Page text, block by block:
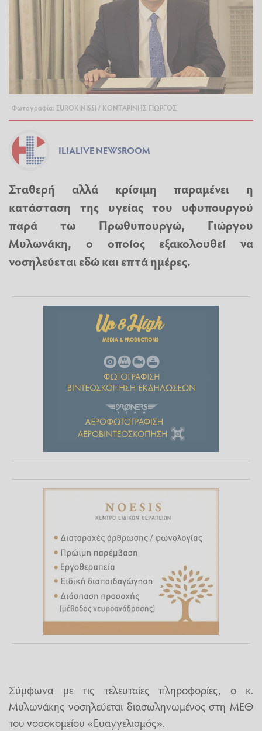
Φωτογραφία: EUROKINISSI / ΚΟΝΤΑΡΙΝΗΣ ΓΙΩΡΓΟΣ
ILIALIVE NEWSROOM
Σταθερή αλλά κρίσιμη παραμένει η
κατάσταση της υγείας του υφυπουργού
παρά τω Πρωθυπουργώ, Γιώργου
Μυλωνάκη, ο οποίος εξακολουθεί να
νοσηλεύεται εδώ και επτά ημέρες.
Σύμφωνα με τις τελευταίες πληροφορίες, ο κ.
Μυλωνάκης νοσηλεύεται διασωληνωμένος στη ΜΕΘ
του νοσοκομείου «Ευαγγελισμός».